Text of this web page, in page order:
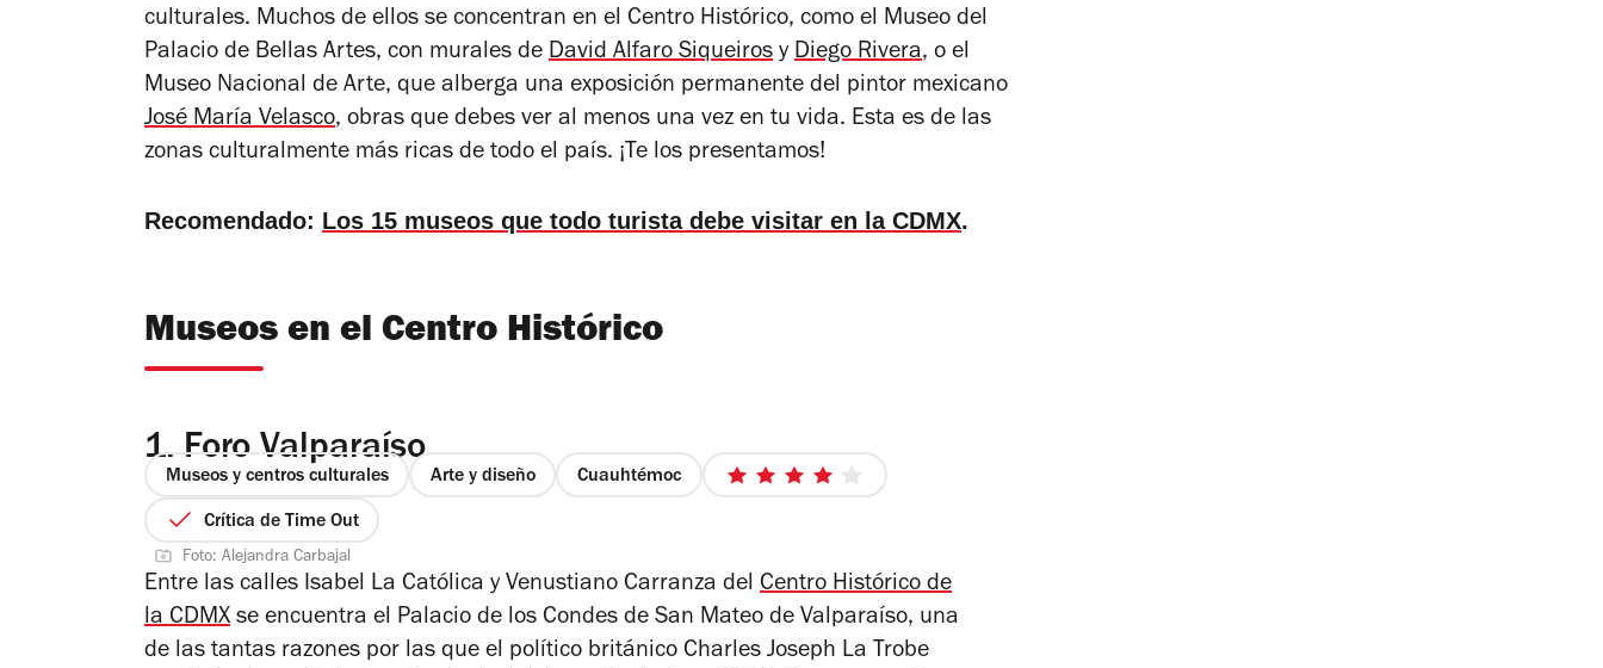
culturales. Muchos de ellos se concentran en el Centro Histórico, como el Museo del
Palacio de Bellas Artes, con murales de David Alfaro Siqueiros y Diego Rivera, o el
Museo Nacional de Arte, que alberga una exposición permanente del pintor mexicano
José María Velasco, obras que debes ver al menos una vez en tu vida. Esta es de las
zonas culturalmente más ricas de todo el país. ¡Te los presentamos!
Recomendado: Los 15 museos que todo turista debe visitar en la CDMX.
Museos en el Centro Histórico
1. Foro Valparaíso
Museos y centros culturales Arte y diseño Cuauhtémoc
4
estrellas
Crítica de Time Out
Foto: Alejandra Carbajal
Entre las calles Isabel La Católica y Venustiano Carranza del Centro Histórico de
la CDMX se encuentra el Palacio de los Condes de San Mateo de Valparaíso, una
de las tantas razones por las que el político británico Charles Joseph La Trobe